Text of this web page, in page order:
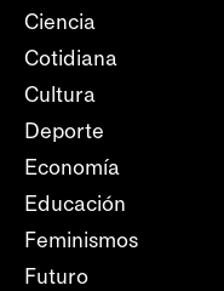
Ciencia
Cotidiana
Cultura
Deporte
Economía
Educación
Feminismos
Futuro